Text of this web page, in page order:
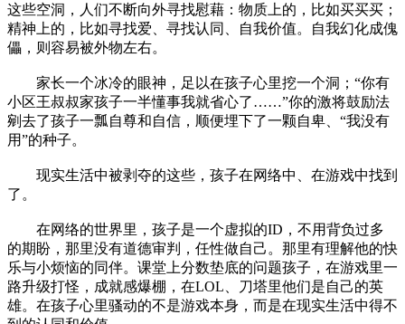
这些空洞，人们不断向外寻找慰藉：物质上的，比如买买买；
精神上的，比如寻找爱、寻找认同、自我价值。自我幻化成傀
儡，则容易被外物左右。
家长一个冰冷的眼神，足以在孩子心里挖一个洞；“你有
小区王叔叔家孩子一半懂事我就省心了……”你的激将鼓励法
剜去了孩子一瓢自尊和自信，顺便埋下了一颗自卑、“我没有
用”的种子。
现实生活中被剥夺的这些，孩子在网络中、在游戏中找到
了。
在网络的世界里，孩子是一个虚拟的ID，不用背负过多
的期盼，那里没有道德审判，任性做自己。那里有理解他的快
乐与小烦恼的同伴。课堂上分数垫底的问题孩子，在游戏里一
路升级打怪，成就感爆棚，在LOL、刀塔里他们是自己的英
雄。在孩子心里骚动的不是游戏本身，而是在现实生活中得不